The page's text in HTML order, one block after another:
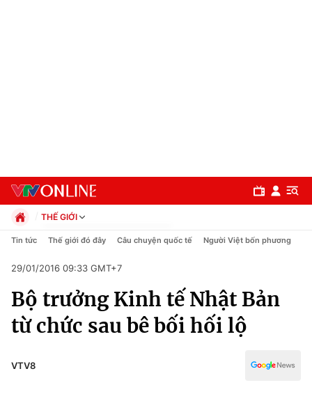
Chuyên mục
Chính trị
THẾ GIỚI
Chính trị
Pháp luật
Kinh tế
Thể thao
Truyền hình
Tin tức Thế giới đó đây Câu chuyện quốc tế Người Việt bốn phương
29/01/2016 09:33 GMT+7
Bộ trưởng Kinh tế Nhật Bản
từ chức sau bê bối hối lộ
VTV8